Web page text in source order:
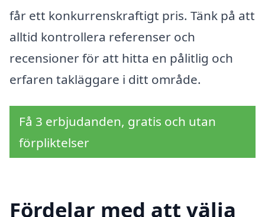
får ett konkurrenskraftigt pris. Tänk på att
alltid kontrollera referenser och
recensioner för att hitta en pålitlig och
erfaren takläggare i ditt område.
Få 3 erbjudanden, gratis och utan
förpliktelser
Fördelar med att välja